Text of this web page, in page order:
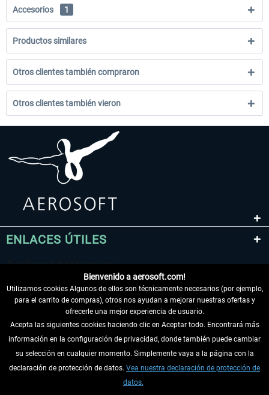
Accesorios 1
Productos similares
Otros clientes también compraron
Otros clientes también vieron
ENLACES ÚTILES
DESISTIR DEL CONTRATO
INFORMACIÓN
Bienvenido a aerosoft.com!
Utilizamos cookies Algunos de ellos son técnicamente necesarios (por ejemplo,
para el carrito de compras), otros nos ayudan a mejorar nuestras ofertas y
ofrecerle una mejor experiencia de usuario.
Acepta las siguientes cookies haciendo clic en Aceptar todo. Encontrará más
información en la configuración de privacidad, donde también puede cambiar
su selección en cualquier momento. Simplemente vaya a la página con la
declaración de protección de datos. Vea nuestra declaración de protección de
datos.